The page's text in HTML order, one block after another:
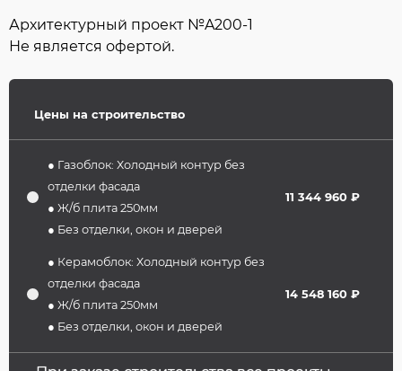
Архитектурный проект №A200-1
Не является офертой.
Цены на строительство
● Газоблок: Холодный контур без
отделки фасада
● Ж/б плита 250мм
● Без отделки, окон и дверей
11 344 960 ₽
● Керамоблок: Холодный контур без
отделки фасада
● Ж/б плита 250мм
● Без отделки, окон и дверей
14 548 160 ₽